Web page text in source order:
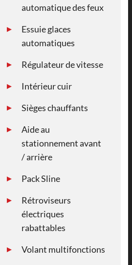
automatique des feux
Essuie glaces
automatiques
Régulateur de vitesse
Intérieur cuir
Sièges chauffants
Aide au
stationnement avant
/ arrière
Pack Sline
Rétroviseurs
électriques
rabattables
Volant multifonctions